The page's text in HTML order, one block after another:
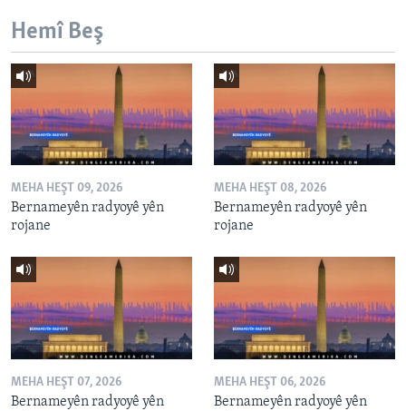
Zimanên Din
Hemî Beş
MEHA HEŞT 09, 2026
Bernameyên radyoyê yên
rojane
MEHA HEŞT 08, 2026
Bernameyên radyoyê yên
rojane
MEHA HEŞT 07, 2026
Bernameyên radyoyê yên
MEHA HEŞT 06, 2026
Bernameyên radyoyê yên